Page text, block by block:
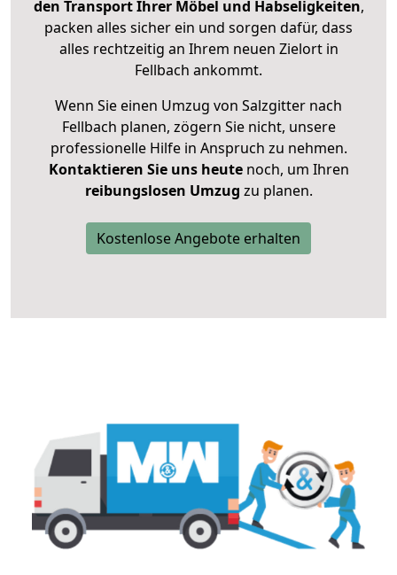
den Transport Ihrer Möbel und Habseligkeiten,
packen alles sicher ein und sorgen dafür, dass
alles rechtzeitig an Ihrem neuen Zielort in
Fellbach ankommt.
Wenn Sie einen Umzug von Salzgitter nach
Fellbach planen, zögern Sie nicht, unsere
professionelle Hilfe in Anspruch zu nehmen.
Kontaktieren Sie uns heutenoch, um Ihren
reibungslosen Umzug zu planen.
Kostenlose Angebote erhalten